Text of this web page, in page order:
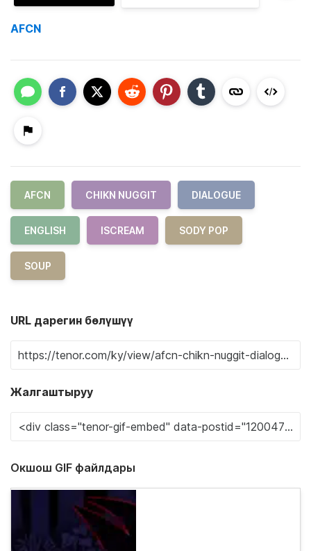
AFCN
AFCN CHIKN NUGGIT DIALOGUE
ENGLISH ISCREAM SODY POP
SOUP
URL дарегин бөлүшүү
Жалгаштыруу
Окшош GIF файлдары